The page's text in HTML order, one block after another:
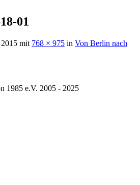
01
mit 768 × 975 in Von Berlin nach
1985 e.V. 2005 - 2025